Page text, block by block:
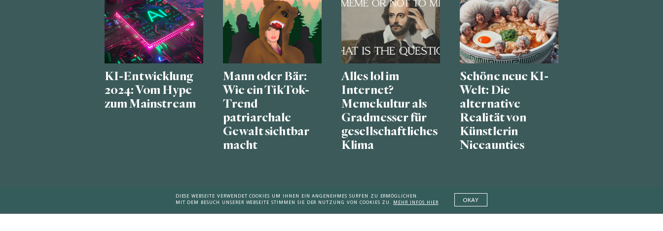
KI-Entwicklung
2024: Vom Hype
zum Mainstream
Mann oder Bär:
Wie ein TikTok-
Trend
patriarchale
Gewalt sichtbar
macht
Alles lol im
Internet?
Memekultur als
Gradmesser für
gesellschaftliches
Klima
Schöne neue KI-
Welt: Die
alternative
Realität von
Künstlerin
Niceaunties
DIESE WEBSEITE VERWENDET COOKIES UM IHNEN EIN ANGENEHMES SURFEN ZU ERMÖGLICHEN.
MIT DEM BESUCH UNSERER WEBSEITE STIMMEN SIE DER NUTZUNG VON COOKIES ZU.
MEHR INFOS HIER OKAY